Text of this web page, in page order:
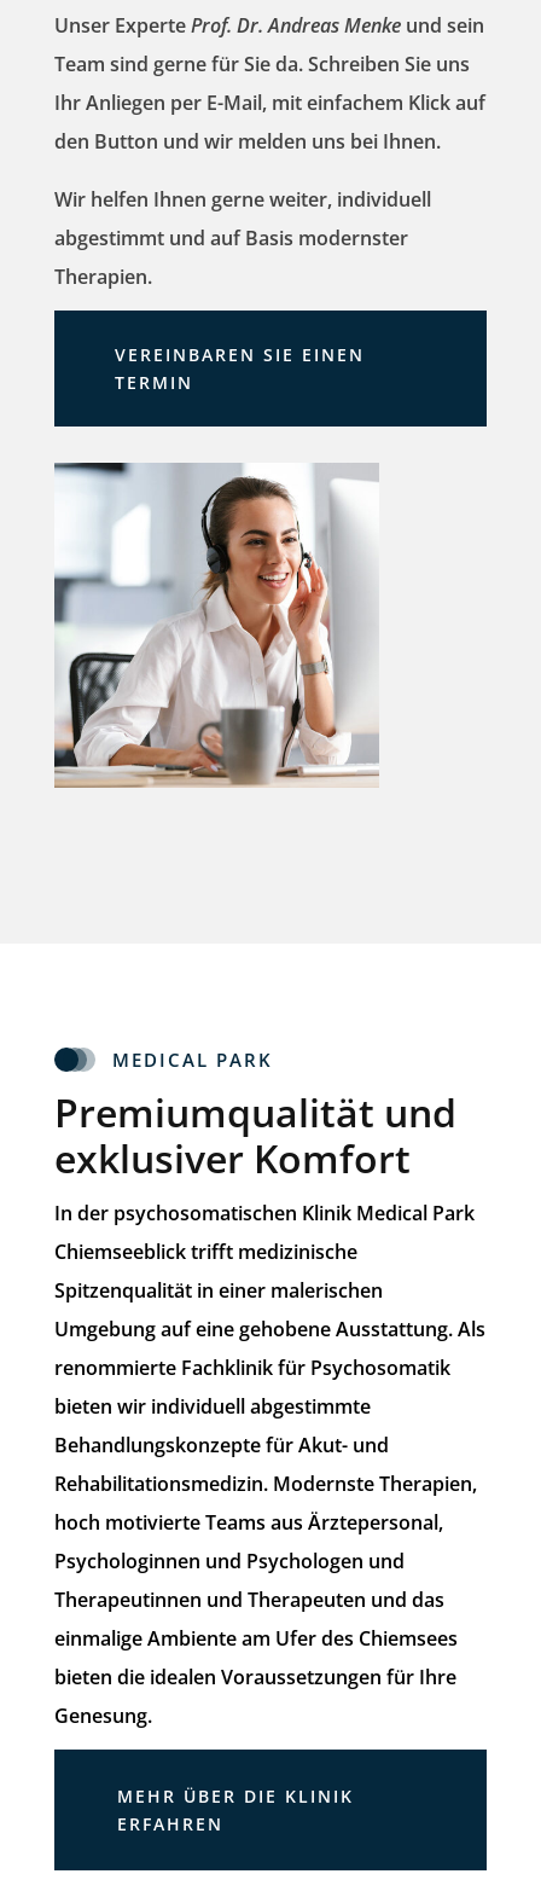
Unser ExperteProf. Dr. Andreas Menkeund sein
Team sind gerne für Sie da. Schreiben Sie uns
Ihr Anliegen per E-Mail, mit einfachem Klick auf
den Button und wir melden uns bei Ihnen.
Wir helfen Ihnen gerne weiter, individuell
abgestimmt und auf Basis modernster
Therapien.
VEREINBAREN SIE EINEN
TERMIN
MEDICAL PARK
Premiumqualität und
exklusiver Komfort
In der psychosomatischen Klinik Medical Park
Chiemseeblick trifft medizinische
Spitzenqualität in einer malerischen
Umgebung auf eine gehobene Ausstattung. Als
renommierte Fachklinik für Psychosomatik
bieten wir individuell abgestimmte
Behandlungskonzepte für Akut- und
Rehabilitationsmedizin. Modernste Therapien,
hoch motivierte Teams aus Ärztepersonal,
Psychologinnen und Psychologen und
Therapeutinnen und Therapeuten und das
einmalige Ambiente am Ufer des Chiemsees
bieten die idealen Voraussetzungen für Ihre
Genesung.
MEHR ÜBER DIE KLINIK
ERFAHREN